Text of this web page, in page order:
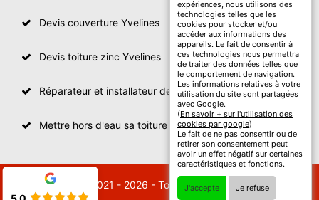
Devis couverture Yvelines
Devis toiture zinc Yvelines
Réparateur et installateur de fenetre de toit Yvelines
Mettre hors d'eau sa toiture Yvelines
© 2021 - 2026 - Tout droit réservé
expériences, nous utilisons des
technologies telles que les
cookies pour stocker et/ou
accéder aux informations des
appareils. Le fait de consentir à
ces technologies nous permettra
de traiter des données telles que
le comportement de navigation.
Les informations relatives à votre
utilisation du site sont partagées
avec Google.
(En savoir + sur l'utilisation des
cookies par google)
Le fait de ne pas consentir ou de
retirer son consentement peut
avoir un effet négatif sur certaines
caractéristiques et fonctions.
J'accepte Je refuse